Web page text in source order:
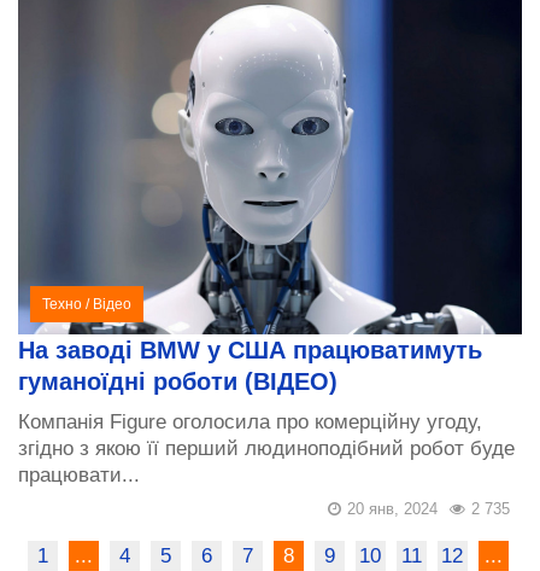
Техно / Відео
На заводі BMW у США працюватимуть
гуманоїдні роботи (ВІДЕО)
Компанія Figure оголосила про комерційну угоду,
згідно з якою її перший людиноподібний робот буде
працювати...
2 735
20 янв, 2024
1 ... 4 5 6 7 8 9 10 11 12
...